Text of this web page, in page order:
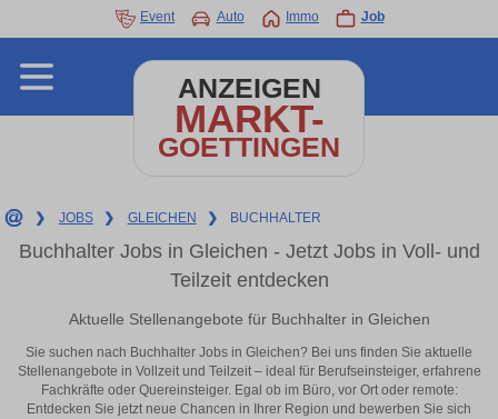
Event Auto Immo Job
ANZEIGEN
MARKT-
GOETTINGEN
❯ JOBS ❯ GLEICHEN ❯ BUCHHALTER
Buchhalter Jobs in Gleichen - Jetzt Jobs in Voll- und
Teilzeit entdecken
Aktuelle Stellenangebote für Buchhalter in Gleichen
Sie suchen nach Buchhalter Jobs in Gleichen? Bei uns finden Sie aktuelle
Stellenangebote in Vollzeit und Teilzeit – ideal für Berufseinsteiger, erfahrene
Fachkräfte oder Quereinsteiger. Egal ob im Büro, vor Ort oder remote:
Entdecken Sie jetzt neue Chancen in Ihrer Region und bewerben Sie sich